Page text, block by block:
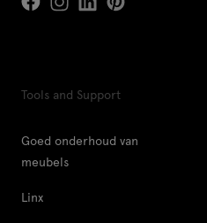
Tools and Support
Goed onderhoud van
meubels
Linx